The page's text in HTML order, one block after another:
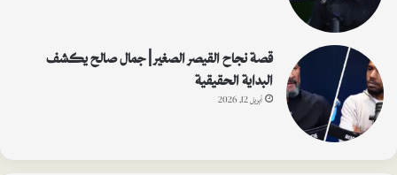
قصة نجاح القيصر الصغير | جمال صالح يكشف
البداية الحقيقية
أبريل 12, 2026